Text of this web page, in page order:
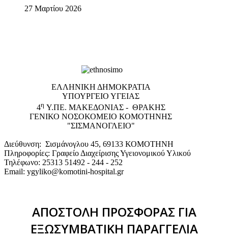
27 Μαρτίου 2026
EΛΛΗΝΙΚΗ ΔΗΜΟΚΡΑΤΙΑ
ΥΠΟΥΡΓΕΙΟ ΥΓΕΙΑΣ
4η Υ.ΠΕ. ΜΑΚΕΔΟΝΙΑΣ - ΘΡΑΚΗΣ
ΓΕΝΙΚΟ NΟΣΟΚΟΜΕΙΟ ΚΟΜΟΤΗΝΗΣ
"ΣΙΣΜΑΝΟΓΛΕΙΟ"
Διεύθυνση: Σισμάνογλου 45, 69133 ΚΟΜΟΤΗΝΗ
Πληροφορίες: Γραφείο Διαχείρισης Υγειονομικού Υλικού
Τηλέφωνο: 25313 51492 - 244 - 252
Email: ygyliko@komotini-hospital.gr
ΑΠΟΣΤΟΛΗ ΠΡΟΣΦΟΡΑΣ ΓΙΑ
ΕΞΩΣΥΜΒΑΤΙΚΗ ΠΑΡΑΓΓΕΛΙΑ